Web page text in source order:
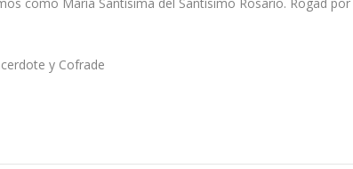
y Cofrade